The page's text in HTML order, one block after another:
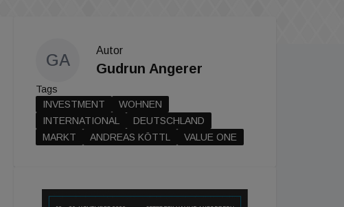
GA
Autor
Gudrun Angerer
Tags
INVESTMENT
WOHNEN
INTERNATIONAL
DEUTSCHLAND
MARKT
ANDREAS KÖTTL VALUE ONE